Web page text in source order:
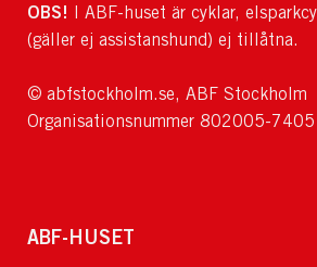
OBS! I ABF-huset är cyklar,
(gäller ej assistanshund) ej tillåtna.
© abfstockholm.se, ABF Stockholm
Organisationsnummer 802005-7405
ABF-HUSET